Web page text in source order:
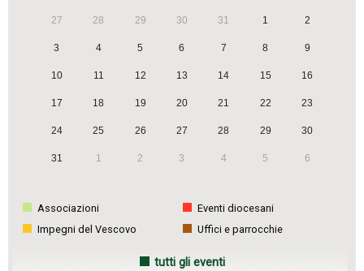
27 28 29 30 31 1 2
3 4 5 6 7 8 9
10 11 12 13 14 15 16
17 18 19 20 21 22 23
24 25 26 27 28 29 30
31 1 2 3 4 5 6
Associazioni
Eventi diocesani
Impegni del Vescovo
Uffici e parrocchie
tutti gli eventi